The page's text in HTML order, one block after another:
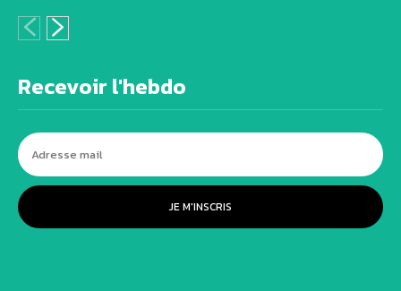
Recevoir l'hebdo
JE M'INSCRIS